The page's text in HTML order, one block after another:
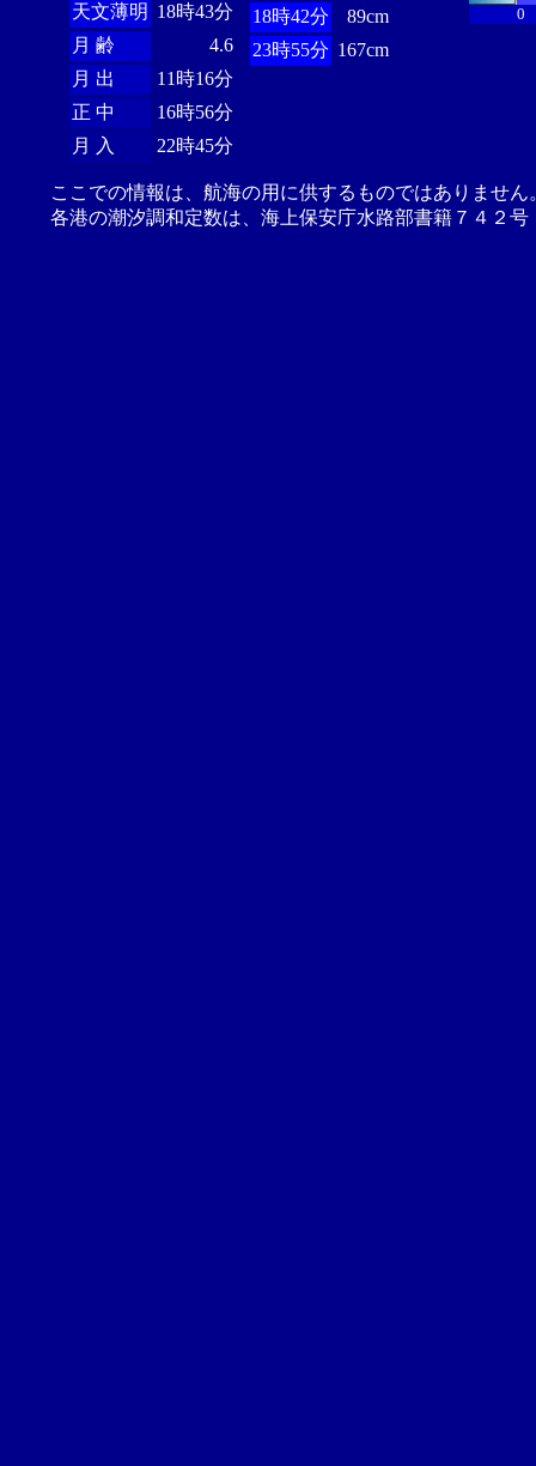
天文薄明 18時43分
月 齢
4.6
月 出
11時16分
正 中
16時56分
月 入
22時45分
18時42分
89cm
23時55分 167cm
0
ここでの情報は、航海の用に供するものではありませ
各港の潮汐調和定数は、海上保安庁水路部書籍７４２